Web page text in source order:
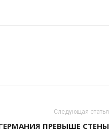
Следующая статья
ПРЕВЫШЕ СТЕНЫ